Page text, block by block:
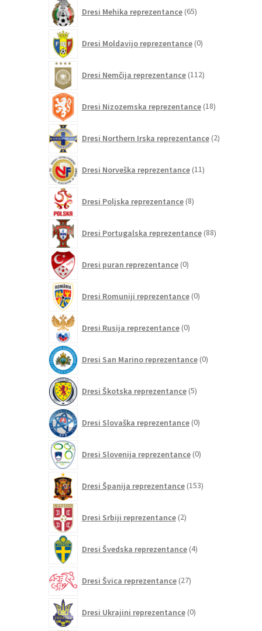
Dresi Mehika reprezentance 65izdelkov
Dresi Moldavijo reprezentance 0izdelkov
Dresi Nemčija reprezentance 112izdelkov
Dresi Nizozemska reprezentance 18izdelkov
Dresi Northern Irska reprezentance 2izdelka
Dresi Norveška reprezentance 11izdelkov
Dresi Poljska reprezentance 8izdelkov
Dresi Portugalska reprezentance 88izdelkov
Dresi puran reprezentance 0izdelkov
Dresi Romuniji reprezentance 0izdelkov
Dresi Rusija reprezentance 0izdelkov
Dresi San Marino reprezentance 0izdelkov
Dresi Škotska reprezentance 5izdelkov
Dresi Slovaška reprezentance 0izdelkov
Dresi Slovenija reprezentance 0izdelkov
Dresi Španija reprezentance 153izdelkov
Dresi Srbiji reprezentance 2izdelka
Dresi Švedska reprezentance 4izdelki
Dresi Švica reprezentance 27izdelkov
Dresi Ukrajini reprezentance 0izdelkov